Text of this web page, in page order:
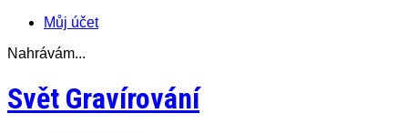
Můj účet
Nahrávám...
Svět Gravírování